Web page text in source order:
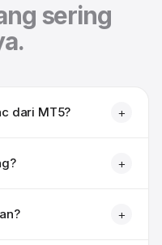
sering
dari MT5? +
+
+